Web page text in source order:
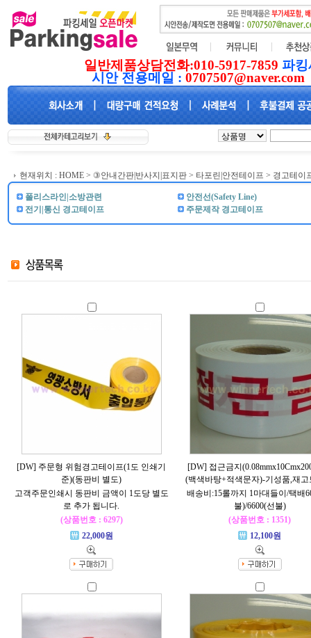
일반제품상담전화:010-5917-7859 파
시안 전용메일 : 0707507@naver.com
현재위치 : HOME> ③안내간판|반사지|표지판> 타포린|안전테이프 > 경고테이
폴리스라인|소방관련
안전선(Safety Line)
전기|통신 경고테이프
주문제작 경고테이프
[DW] 주문형 위험경고테이프(1도 인쇄기
준)(동판비 별도)
고객주문인쇄시 동판비 금액이 1도당 별도
로 추가 됩니다.
(상품번호 : 6297)
22,000원
[DW] 접근금지
(백색바탕+적색문자)-기성품,재고
배송비:15롤까지 1마대들이/택배
불)/6600(선불)
(상품번호 : 1351)
12,100원